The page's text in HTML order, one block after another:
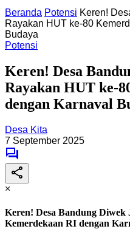
Beranda Potensi Keren!
Rayakan HUT ke-80
Budaya
Potensi
Keren! Desa
Rayakan HUT ke-
dengan Karnaval
Desa Kita
7 September 2025
×
Keren! Desa Bandung
Kemerdekaan RI dengan